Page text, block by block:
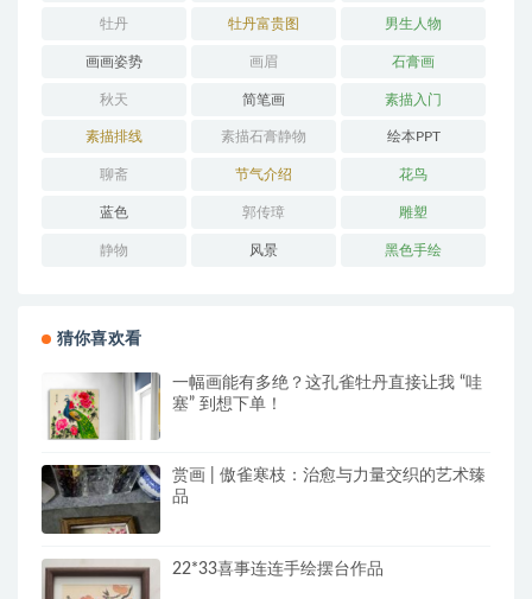
牡丹 牡丹富贵图 男生人物
画画姿势 画眉 石膏画
秋天 简笔画 素描入门
素描排线 素描石膏静物 绘本PPT
聊斋 节气介绍 花鸟
蓝色 郭传璋 雕塑
静物 风景 黑色手绘
猜你喜欢看
一幅画能有多绝？这孔雀牡丹直接让我 “哇
塞” 到想下单！
赏画 | 傲雀寒枝：治愈与力量交织的艺术臻
品
22*33喜事连连手绘摆台作品